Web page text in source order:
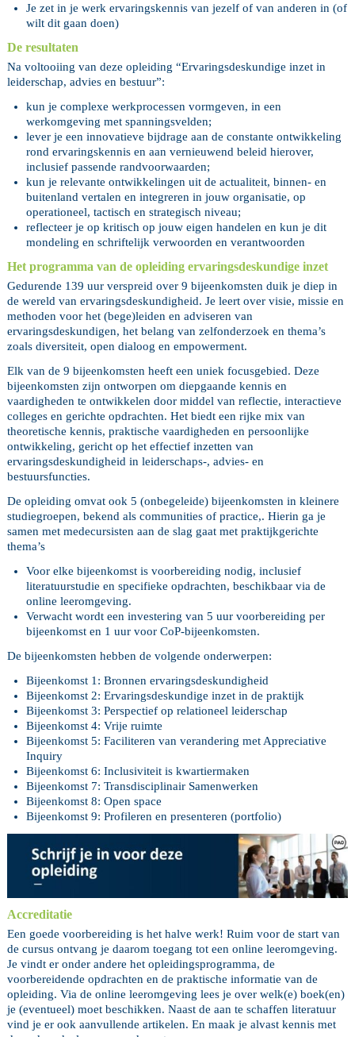
Je zet in je werk ervaringskennis van jezelf of van anderen in (of
wilt dit gaan doen)
De resultaten
Na voltooiing van deze opleiding “Ervaringsdeskundige inzet in
leiderschap, advies en bestuur”:
kun je complexe werkprocessen vormgeven, in een
werkomgeving met spanningsvelden;
lever je een innovatieve bijdrage aan de constante ontwikkeling
rond ervaringskennis en aan vernieuwend beleid hierover,
inclusief passende randvoorwaarden;
kun je relevante ontwikkelingen uit de actualiteit, binnen- en
buitenland vertalen en integreren in jouw organisatie, op
operationeel, tactisch en strategisch niveau;
reflecteer je op kritisch op jouw eigen handelen en kun je dit
mondeling en schriftelijk verwoorden en verantwoorden
Het programma van de opleiding ervaringsdeskundige inzet
Gedurende 139 uur verspreid over 9 bijeenkomsten duik je diep in
de wereld van ervaringsdeskundigheid. Je leert over visie, missie en
methoden voor het (bege)leiden en adviseren van
ervaringsdeskundigen, het belang van zelfonderzoek en thema’s
zoals diversiteit, open dialoog en empowerment.
Elk van de 9 bijeenkomsten heeft een uniek focusgebied. Deze
bijeenkomsten zijn ontworpen om diepgaande kennis en
vaardigheden te ontwikkelen door middel van reflectie, interactieve
colleges en gerichte opdrachten. Het biedt een rijke mix van
theoretische kennis, praktische vaardigheden en persoonlijke
ontwikkeling, gericht op het effectief inzetten van
ervaringsdeskundigheid in leiderschaps-, advies- en
bestuursfuncties.
De opleiding omvat ook 5 (onbegeleide) bijeenkomsten in kleinere
studiegroepen, bekend als communities of practice,. Hierin ga je
samen met medecursisten aan de slag gaat met praktijkgerichte
thema’s
Voor elke bijeenkomst is voorbereiding nodig, inclusief
literatuurstudie en specifieke opdrachten, beschikbaar via de
online leeromgeving.
Verwacht wordt een investering van 5 uur voorbereiding per
bijeenkomst en 1 uur voor CoP-bijeenkomsten.
De bijeenkomsten hebben de volgende onderwerpen:
Bijeenkomst 1: Bronnen ervaringsdeskundigheid
Bijeenkomst 2: Ervaringsdeskundige inzet in de praktijk
Bijeenkomst 3: Perspectief op relationeel leiderschap
Bijeenkomst 4: Vrije ruimte
Bijeenkomst 5: Faciliteren van verandering met Appreciative
Inquiry
Bijeenkomst 6: Inclusiviteit is kwartiermaken
Bijeenkomst 7: Transdisciplinair Samenwerken
Bijeenkomst 8: Open space
Bijeenkomst 9: Profileren en presenteren (portfolio)
Accreditatie
Een goede voorbereiding is het halve werk! Ruim voor de start van
de cursus ontvang je daarom toegang tot een online leeromgeving.
Je vindt er onder andere het opleidingsprogramma, de
voorbereidende opdrachten en de praktische informatie van de
opleiding. Via de online leeromgeving lees je over welk(e) boek(en)
je (eventueel) moet beschikken. Naast de aan te schaffen literatuur
vind je er ook aanvullende artikelen. En maak je alvast kennis met